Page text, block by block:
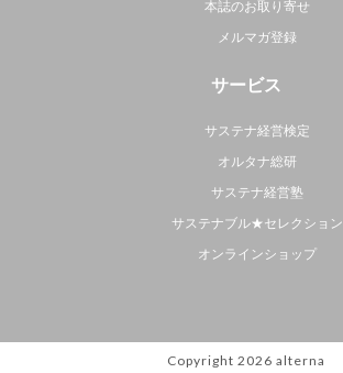
本誌のお取り寄せ
メルマガ登録
サービス
サステナ経営検定
オルタナ総研
サステナ経営塾
サステナブル★セレクション
オンラインショップ
Copyright 2026 alterna